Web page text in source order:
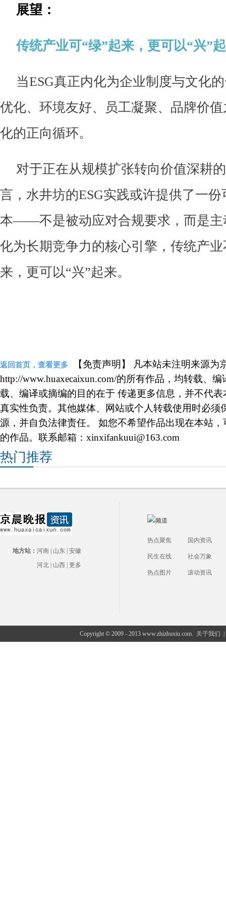
展望：
传统产业可“绿”起来，更可以“兴”
当ESG真正内化为企业制度与文化
优化、环境友好、员工凝聚、品牌价
化的正向循环。
对于正在从规模扩张转向价值深耕
言，水井坊的ESG实践或许提供了一
本——不是被动应对合规要求，而是主
化为长期竞争力的核心引擎，传统产业
来，更可以“兴”起来。
返回首页，查看更多
【免责声明】 凡本站未注明来源为
http://www.huaxecaixun.com/的所有作品，均转载、
载、编译或摘编的目的在于 传递更多信息，并不代
真实性负责。其他媒体、网站或个人转载使用时必须
源，并自负法律责任。 如您不希望作品出现在本站
的作品。联系邮箱：xinxifankuui@163.com
热门推荐
地方站： 河南 | 山东 | 安徽
河北 | 山西 | 更多
热点聚焦 国内资讯
民生在线 社会万象
热点图片 滚动资讯
Copyright © 2009 - 2013 www.zhizhuxiu.com. 关于我们 |